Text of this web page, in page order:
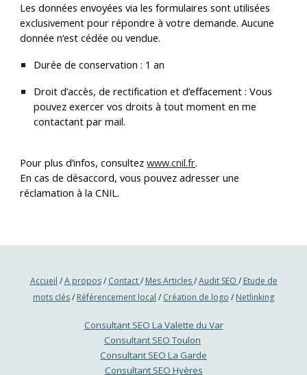
Les données envoyées via les formulaires sont utilisées
exclusivement pour répondre à votre demande. Aucune
donnée n’est cédée ou vendue.
Durée de conservation : 1 an
Droit d’accès, de rectification et d’effacement : Vous
pouvez exercer vos droits à tout moment en me
contactant par mail.
Pour plus d’infos, consultez www.cnil.fr.
En cas de désaccord, vous pouvez adresser une
réclamation à laCNIL.
Accueil /A propos/ Contact/ MesArticles / Audit SEO / Etude de
mots clés/ Référencement local / Création de logo / Netlinking
Consultant SEO La Valette du Var
Consultant SEO Toulon
Consultant SEO La Garde
Consultant SEO Hyères